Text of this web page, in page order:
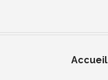
Accueil